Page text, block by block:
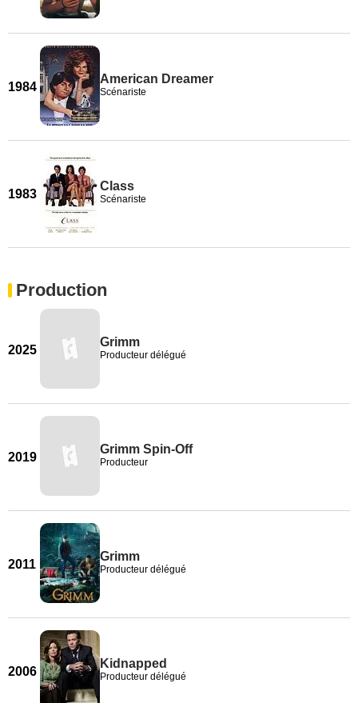
1984
American Dreamer
Scénariste
1983
Class
Scénariste
Production
2025
Grimm
Producteur délégué
2019
Grimm Spin-Off
Producteur
2011
Grimm
Producteur délégué
2006
Kidnapped
Producteur délégué